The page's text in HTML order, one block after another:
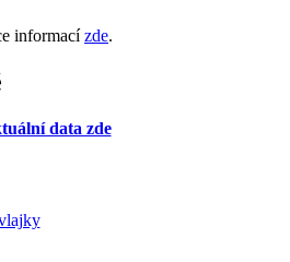
informacízde.
data zde